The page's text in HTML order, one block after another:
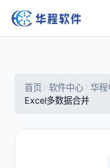
首页 软件中心 华程
Excel多数据合并